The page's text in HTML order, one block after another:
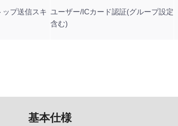
プ送信スキ ユーザー/ICカード認証(グループ設定
含む)
基本仕様